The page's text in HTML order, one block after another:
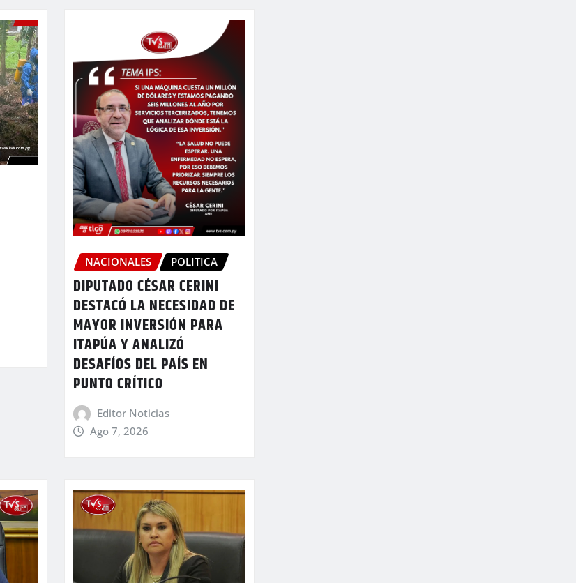
NACIONALES POLITICA
DIPUTADO CÉSAR CERINI
DESTACÓ LA NECESIDAD DE
MAYOR INVERSIÓN PARA
ITAPÚA Y ANALIZÓ
DESAFÍOS DEL PAÍS EN
PUNTO CRÍTICO
Editor Noticias
Ago 7, 2026